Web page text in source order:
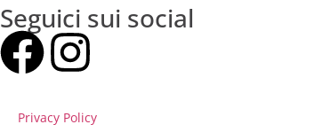
Seguici sui social
Privacy Policy